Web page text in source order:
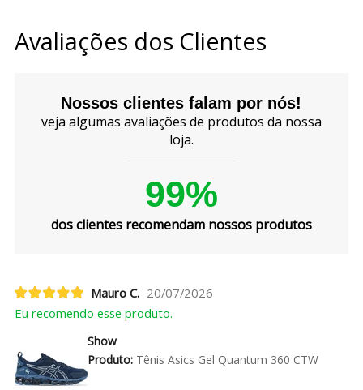
Avaliações dos Clientes
Nossos clientes falam por nós!
veja algumas avaliações de produtos da nossa
loja.
99%
dos clientes recomendam nossos produtos
Mauro C. 20/07/2026
Eu recomendo esse produto.
Show
Produto:Tênis Asics Gel Quantum 360 CTW